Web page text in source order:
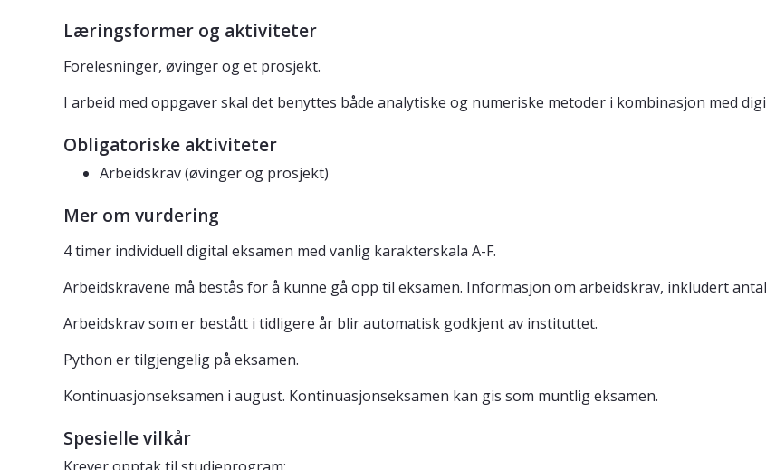
Læringsformer og aktiviteter
Forelesninger, øvinger og et prosjekt.
I arbeid med oppgaver skal det benyttes både analytiske og numeriske metoder i kombinasjon med
Obligatoriske aktiviteter
Arbeidskrav (øvinger og prosjekt)
Mer om vurdering
4 timer individuell digital eksamen med vanlig karakterskala A-F.
Arbeidskravene må bestås for å kunne gå opp til eksamen. Informasjon om arbeidskrav, inkludert
Arbeidskrav som er bestått i tidligere år blir automatisk godkjent av instituttet.
Python er tilgjengelig på eksamen.
Kontinuasjonseksamen i august. Kontinuasjonseksamen kan gis som muntlig eksamen.
Spesielle vilkår